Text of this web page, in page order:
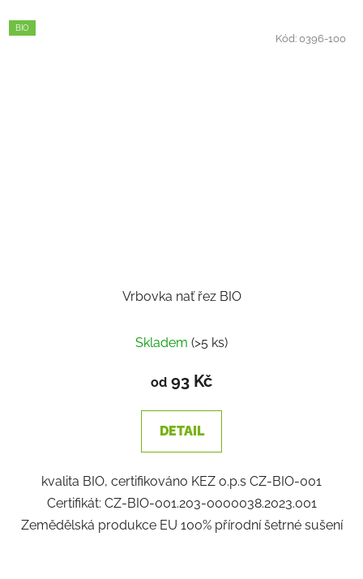
BIO
Vrbovka nať řez BIO
Skladem (>5 ks)
od 93 Kč
DETAIL
kvalita BIO, certifikováno KEZ o.p.s CZ-BIO-001
Certifikát: CZ-BIO-001.203-0000038.2023.001
Zemědělská produkce EU 100% přírodní šetrné sušení
Kód:0396-100